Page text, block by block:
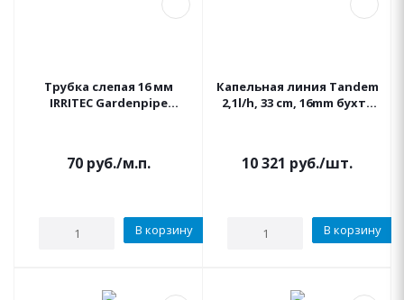
Трубка слепая 16 мм
IRRITEC Gardenpipe
70 руб./м.п.
В корзину
Капельная линия Tandem
2,1l/h, 33 cm, 16mm бухта
10 321 руб./шт.
В корзину